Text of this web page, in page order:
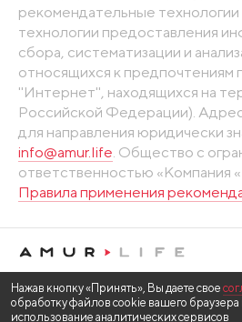
рекомендательные
технологии предоставления
сбора, систематизации и
относящихся к предпочтениям
"Интернет", находящихся на
Российской Федерации).
для направления юридически
info@amur.life . Общество с
ответственностью «Компания
Правила применения
Нажав кнопку «Принять», Вы даете свое
обработку файлов cookie вашего браузера
использование аналитических сервисов